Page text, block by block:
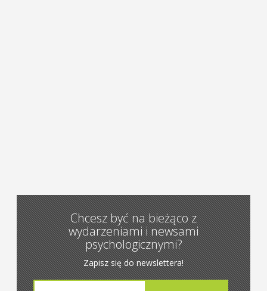
Chcesz być na bieżąco z
wydarzeniami i newsami
psychologicznymi?
Zapisz się do newslettera!